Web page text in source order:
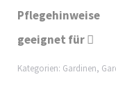
Pflegehinweise
geeignet für
Kategorien: Gardinen,